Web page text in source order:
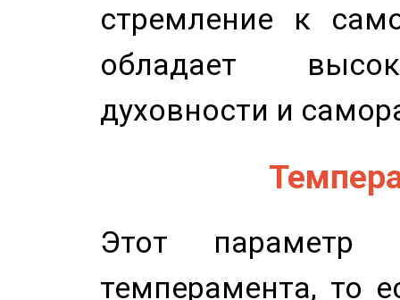
стремление к
обладает
духовности и
Этот параметр
темперамента, то